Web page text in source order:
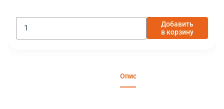
Добавить
в корзину
Описание